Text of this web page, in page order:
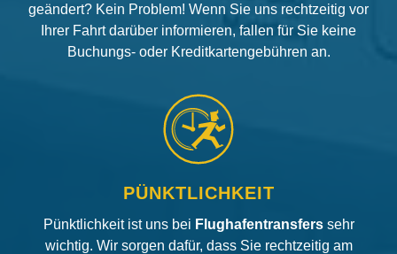
geändert? Kein Problem! Wenn Sie uns rechtzeitig vor
Ihrer Fahrt darüber informieren, fallen für Sie keine
Buchungs- oder Kreditkartengebühren an.
PÜNKTLICHKEIT
Pünktlichkeit ist uns bei Flughafentransfers sehr
wichtig. Wir sorgen dafür, dass Sie rechtzeitig am